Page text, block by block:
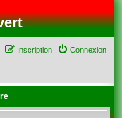
Connexion
Inscription